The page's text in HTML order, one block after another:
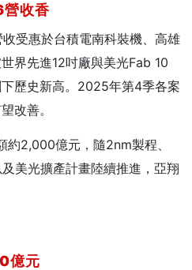
營收香
受惠於台積電南科裝機、高雄
界先進12吋廠與美光Fab 10
歷史新高。2025年第4季各案
改善。
2,000億元，隨2nm製程、
美光擴產計畫陸續推進，亞翔
億元